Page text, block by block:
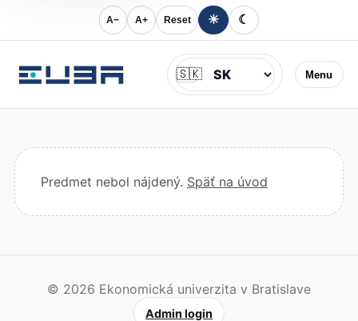
A− A+ Reset ☀ ☾
Menu
Jazyk
🇸🇰
Predmet nebol nájdený. Späť na úvod
© 2026 Ekonomická univerzita v Bratislave
Admin login